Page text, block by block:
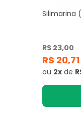
Silimarina
R$ 23,00
R$ 20,71
ou 2x de